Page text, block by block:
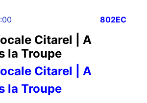
802EC
Citarel | A
la Troupe
Citarel | A
la Troupe